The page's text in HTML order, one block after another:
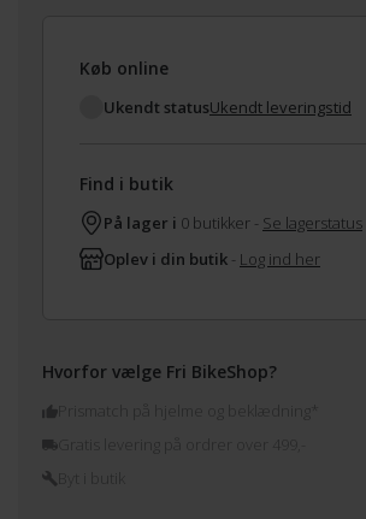
Køb online
Ukendt statusUkendt leveringstid
Find i butik
På lager i 0 butikker - Se lagerstatus
Oplev i din butik - Log ind her
Hvorfor vælge Fri BikeShop?
Prismatch på hjelme og beklædning*